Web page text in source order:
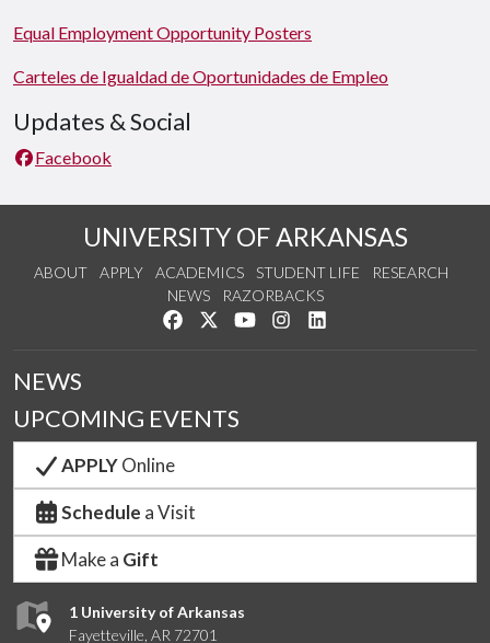
Equal Employment Opportunity Posters
Carteles de Igualdad de Oportunidades de Empleo
Updates & Social
Facebook
UNIVERSITY OF ARKANSAS
ABOUT APPLY ACADEMICS STUDENT LIFE
RESEARCH
NEWS
RAZORBACKS
Like us on Facebook
Follow us on Twitter
Watch us on YouTube
See us on Instagram
1 University of Arkansas
Fayetteville, AR 72701
NEWS
UPCOMING EVENTS
APPLYOnline
Schedule a Visit
Make a Gift